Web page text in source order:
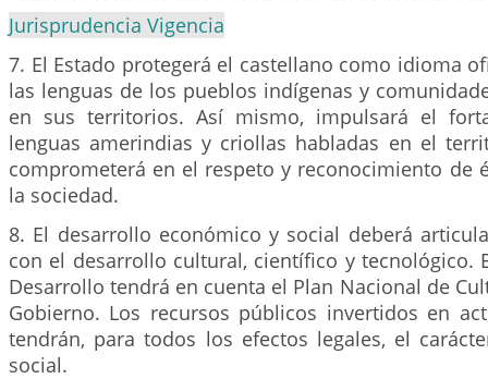
Jurisprudencia Vigencia
7. El Estado protegerá el castellano como idioma
las lenguas de los pueblos indígenas y
en sus territorios. Así mismo, impulsará el
lenguas amerindias y criollas habladas en el
comprometerá en el respeto y reconocimiento de
la sociedad.
8. El desarrollo económico y social deberá
con el desarrollo cultural, científico y tecnológico.
Desarrollo tendrá en cuenta el Plan Nacional de
Gobierno. Los recursos públicos invertidos en
tendrán, para todos los efectos legales, el
social.